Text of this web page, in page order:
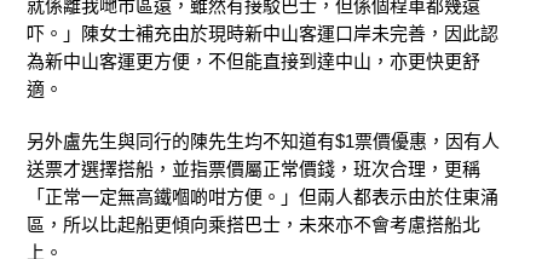
就係離我哋市區遠，雖然有接駁巴士，但係個程車都幾遠
吓。」陳女士補充由於現時新中山客運口岸未完善，因此認
為新中山客運更方便，不但能直接到達中山，亦更快更舒
適。
另外盧先生與同行的陳先生均不知道有$1票價優惠，因有人
送票才選擇搭船，並指票價屬正常價錢，班次合理，更稱
「正常一定無高鐵嗰啲咁方便。」但兩人都表示由於住東涌
區，所以比起船更傾向乘搭巴士，未來亦不會考慮搭船北
上。